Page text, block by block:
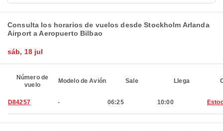
Consulta los horarios de vuelos desde Stockholm Arlanda
Airport a Aeropuerto Bilbao
sáb, 18 jul
Número de
vuelo
Modelo de Avión Sale Llega
D84257 - 06:25 10:00